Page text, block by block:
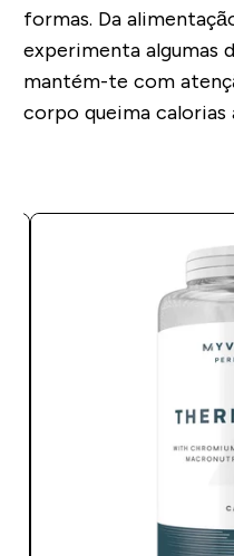
formas. Da
experimenta algumas
mantém-te com
corpo queima